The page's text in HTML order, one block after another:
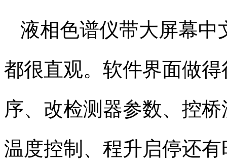
液相色谱仪带大屏幕中
都很直观。软件界面做
序、改检测器参数、控
温度控制、程升启停还